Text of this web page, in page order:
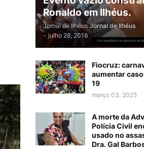
Ronaldo em Ilhéus.
Jornal de Ilhéus Jornal de Ilhéus
- julho 28, 2018
Fiocruz:
aumentar
19
março 03, 2025
A morte da
Polícia Civil
usado no
Dra. Gal